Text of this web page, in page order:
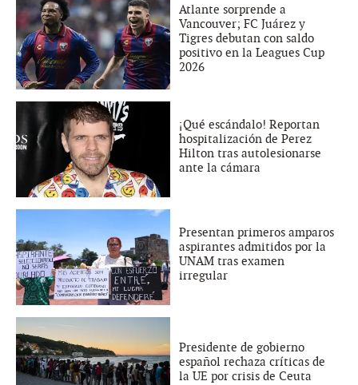
Atlante sorprende a
Vancouver; FC Juárez y
Tigres debutan con saldo
positivo en la Leagues Cup
2026
¡Qué escándalo! Reportan
hospitalización de Perez
Hilton tras autolesionarse
ante la cámara
Presentan primeros amparos
aspirantes admitidos por la
UNAM tras examen
irregular
Presidente de gobierno
español rechaza críticas de
la UE por crisis de Ceuta